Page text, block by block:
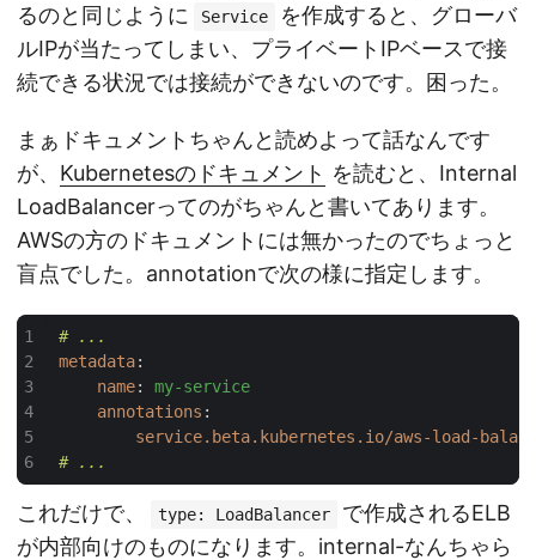
るのと同じように
Service
を作成すると、グローバ
ルIPが当たってしまい、プライベートIPベースで接
続できる状況では接続ができないのです。困った。
まぁドキュメントちゃんと読めよって話なんです
が、 Kubernetesのドキュメント を読むと、Internal
LoadBalancerってのがちゃんと書いてあります。
AWSの方のドキュメントには無かったのでちょっと
盲点でした。annotationで次の様に指定します。
3
4
5
6
# ...
metadata:
name:
my-service
annotations :
service.beta.kubernetes.io/aws-load-
# ...
これだけで、 type: LoadBalancer
で作成されるELB
が内部向けのものになります。internal-なんちゃら